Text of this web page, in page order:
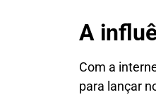
A
Com a
para lançar